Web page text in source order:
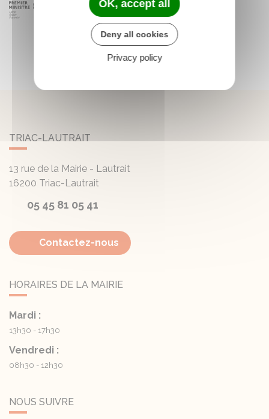
TRIAC-LAUTRAIT
13 rue de la Mairie - Lautrait
16200 Triac-Lautrait
05 45 81 05 41
Contactez-nous
HORAIRES DE LA MAIRIE
Mardi :
13h30 - 17h30
Vendredi :
08h30 - 12h30
NOUS SUIVRE
OK, accept all
Deny all cookies
Privacy policy